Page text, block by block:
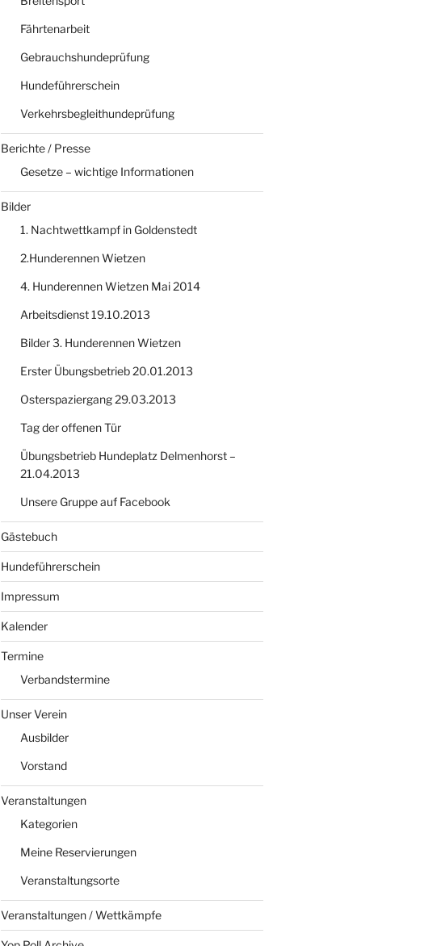
Fährtenarbeit
Gebrauchshundeprüfung
Hundeführerschein
Verkehrsbegleithundeprüfung
Berichte / Presse
Gesetze – wichtige Informationen
Bilder
1. Nachtwettkampf in Goldenstedt
2.Hunderennen Wietzen
4. Hunderennen Wietzen Mai 2014
Arbeitsdienst 19.10.2013
Bilder 3. Hunderennen Wietzen
Erster Übungsbetrieb 20.01.2013
Osterspaziergang 29.03.2013
Tag der offenen Tür
Übungsbetrieb Hundeplatz Delmenhorst –
21.04.2013
Unsere Gruppe auf Facebook
Gästebuch
Hundeführerschein
Impressum
Kalender
Termine
Verbandstermine
Unser Verein
Ausbilder
Vorstand
Veranstaltungen
Kategorien
Meine Reservierungen
Veranstaltungsorte
Veranstaltungen / Wettkämpfe